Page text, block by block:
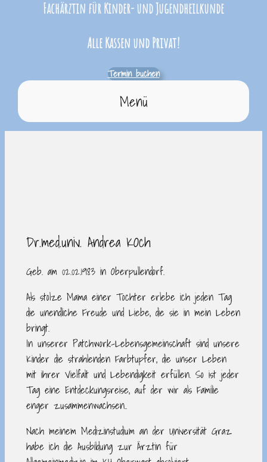
Fachärztin für Kinder- und Jugendheilkunde
Alle Kassen und Privat!
Termin buchen
Menü
Dr.med.univ. Andrea KOch
Geb. am 02.02.1983 in Oberpullendorf.
Als stolze Mama einer Tochter erlebe ich jeden Tag
die unendliche Freude und Liebe, die sie in mein Leben
bringt.
In unserer Patchwork-Lebensgemeinschaft sind unsere
Kinder die strahlenden Farbtupfer, die unser Leben
mit ihrer Vielfalt und Lebendigkeit erfüllen. So ist jeder
Tag eine Entdeckungsreise, auf der wir als Familie
enger zusammenwachsen..
Nach meinem Medizinstudium an der Universität Graz
habe ich die Ausbildung zur Ärztin für